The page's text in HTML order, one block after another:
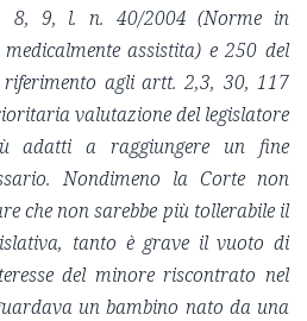
8, 9, l. n. 40/2004 (Norme in
assistita) e 250 del
riferimento agli artt. 2,3, 30, 117
valutazione del legislatore
adatti a raggiungere un fine
Nondimeno la Corte non
che non sarebbe più tollerabile il
tanto è grave il vuoto di
del minore riscontrato nel
un bambino nato da una